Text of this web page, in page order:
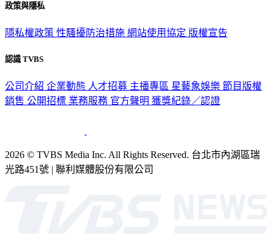
政策與隱私
隱私權政策 性騷擾防治措施 網站使用協定 版權宣告
認識 TVBS
公司介紹 企業動態 人才招募 主播專區 星藝象娛樂 節目版權
銷售 公開招標 業務服務 官方聲明 獲獎紀錄／認證
2026 © TVBS Media Inc. All Rights Reserved. 台北市內湖區瑞
光路451號 | 聯利媒體股份有限公司